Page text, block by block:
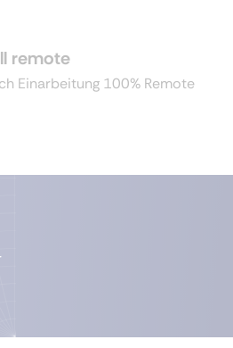
remote
Einarbeitung 100% Remote